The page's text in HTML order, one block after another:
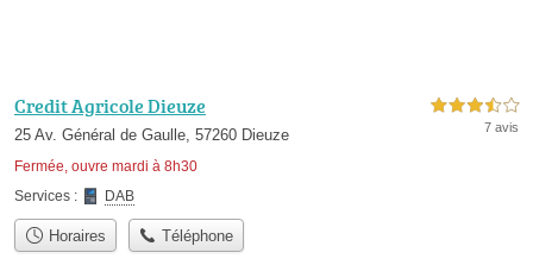
Credit Agricole Dieuze
25 Av. Général de Gaulle, 57260 Dieuze
Fermée, ouvre mardi à 8h30
3,5 étoiles sur 5
7 avis
Services : DAB
Horaires Téléphone